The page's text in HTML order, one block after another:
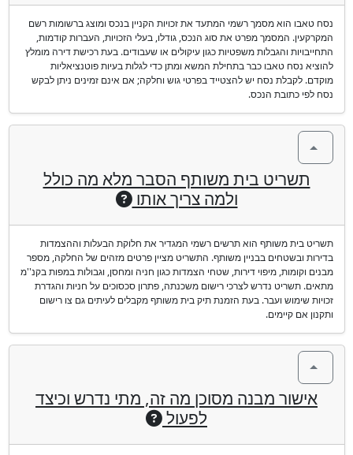
נסח טאבו הוא מסמך רשמי המתעד את זכויות הקניין בנכס ומוצג ברשומות רשם
המקרקעין. המסמך מפרט את סוג הנכס, גודלו, בעלי הזכויות, העברות קודמות,
התחייבויות והגבלות משפטיות כגון עיקולים או שעבודים. בעת רכישת דירה מומלץ
להוציא נסח טאבו כבר בתחילת המשא ומתן כדי לגלות בעיות פוטנציאליות
מוקדם. לקבלת נסח יש להצטייד בפרטי גוש וחלקה; אם אינם זמינים ניתן לבקש
נסח לפי כתובת הנכס.
תשריט בית משותף הסבר מלא מה כולל
ולמה צריך אותו
תשריט בית משותף הוא תרשים רשמי המגדיר את חלוקת הבעלות וההצמדות
בדירות ובשטחים בבניין משותף. התשריט מציין פרטים מזהים של החלקה, מספר
מבנים וקומות, מיפוי דירות, שטחי הצמדות כגון חניה ומחסן, וגבולות במפות בקנ''מ
מתאים. תשריט נדרש לצרכי רישום משכנתה, פתרון סכסוכים על חניות והגדרת
זכויות שימוש ועבר. בעת הזמנת תיק בית משותף מקבלים לעיתים גם צו רישום
ותקנון אם קיימים.
אישור מבנה מסוכן מה זה, מתי נדרש וכיצד
לפעול